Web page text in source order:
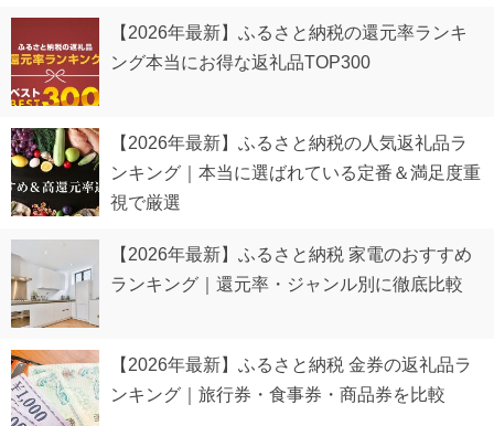
【2026年最新】ふるさと納税の還元率ランキ
ング本当にお得な返礼品TOP300
【2026年最新】ふるさと納税の人気返礼品ラ
ンキング｜本当に選ばれている定番＆満足度重
視で厳選
【2026年最新】ふるさと納税 家電のおすすめ
ランキング｜還元率・ジャンル別に徹底比較
【2026年最新】ふるさと納税 金券の返礼品ラ
ンキング｜旅行券・食事券・商品券を比較